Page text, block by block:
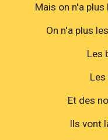
Mais on n'a
On n'a plus
Les
Et des
Ils vont